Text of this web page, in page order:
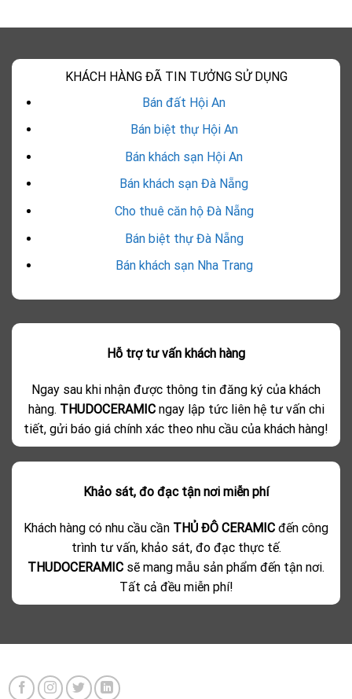
KHÁCH HÀNG ĐÃ TIN TƯỞNG SỬ DỤNG
Bán đất Hội An
Bán biệt thự Hội An
Bán khách sạn Hội An
Bán khách sạn Đà Nẵng
Cho thuê căn hộ Đà Nẵng
Bán biệt thự Đà Nẵng
Bán khách sạn Nha Trang
Hỗ trợ tư vấn khách hàng
Ngay sau khi nhận được thông tin đăng ký của khách
hàng. THUDOCERAMICngay lập tức liên hệ tư vấn chi
tiết, gửi báo giá chính xác theo nhu cầu của khách hàng!
Khảo sát, đo đạc tận nơi miễn phí
Khách hàng có nhu cầu cần THỦ ĐÔ CERAMIC đến công
trình tư vấn, khảo sát, đo đạc thực tế.
THUDOCERAMIC sẽ mang mẫu sản phẩm đến tận nơi.
Tất cả đều miễn phí!